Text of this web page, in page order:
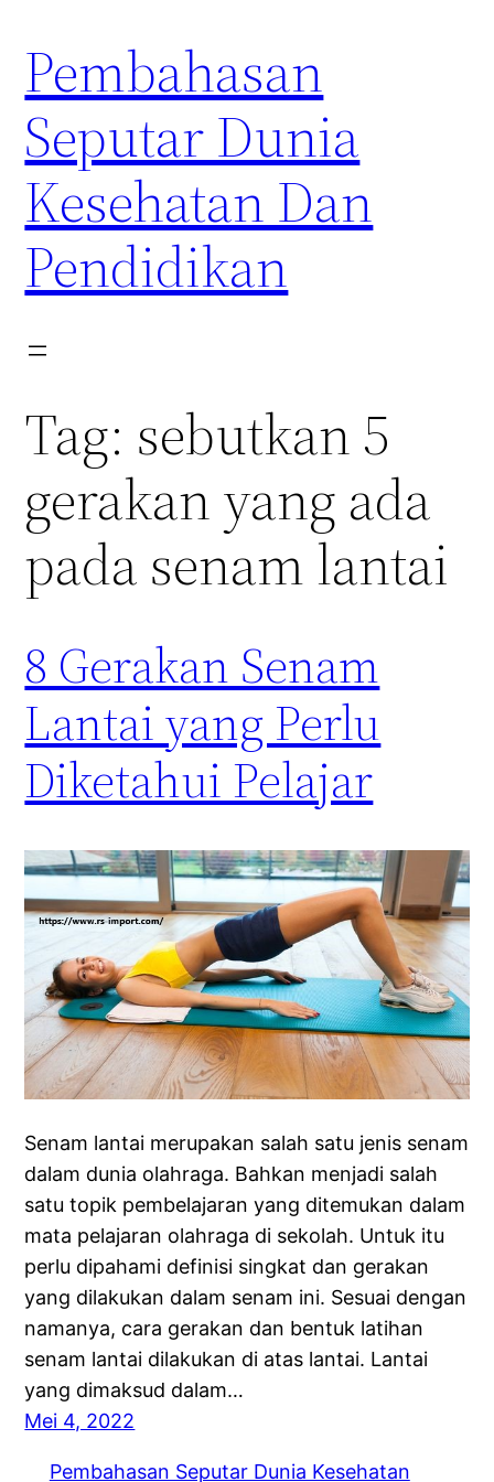
content
Pembahasan
Seputar Dunia
Kesehatan Dan
Pendidikan
Tag: sebutkan 5
gerakan yang ada
pada senam lantai
8 Gerakan Senam
Lantai yang Perlu
Diketahui Pelajar
Senam lantai merupakan salah satu jenis senam
dalam dunia olahraga. Bahkan menjadi salah
satu topik pembelajaran yang ditemukan dalam
mata pelajaran olahraga di sekolah. Untuk itu
perlu dipahami definisi singkat dan gerakan
yang dilakukan dalam senam ini. Sesuai dengan
namanya, cara gerakan dan bentuk latihan
senam lantai dilakukan di atas lantai. Lantai
yang dimaksud dalam…
Mei 4, 2022
Pembahasan Seputar Dunia Kesehatan